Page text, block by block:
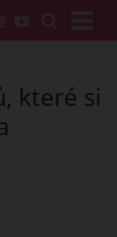
které si